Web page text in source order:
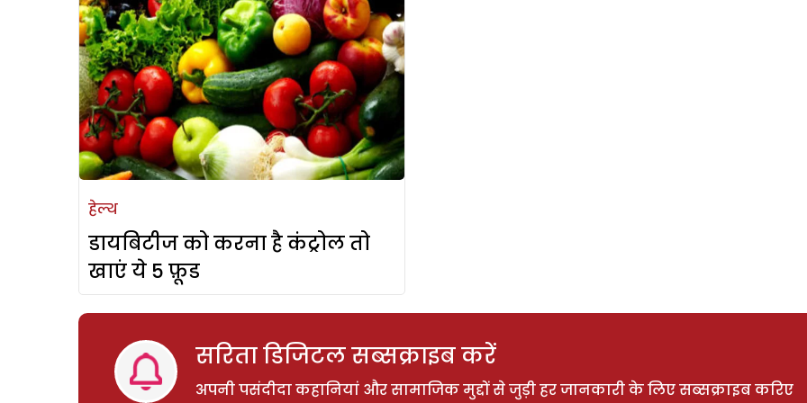
हेल्थ
डायबिटीज को करना है कंट्रोल तो
खाएं ये 5 फ़ूड
सरिता डिजिटल सब्सक्राइब करें
अपनी पसंदीदा कहानियां और सामाजिक मुद्दों से जुड़ी हर जानकारी के लिए सब्सक्राइब करिए